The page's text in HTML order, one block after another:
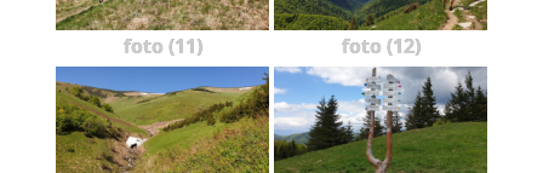
foto (11) foto (12)